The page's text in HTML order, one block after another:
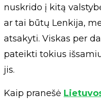
nuskrido į kitą
ar tai būtų Lenkija,
atsakyti. Viskas per
pateikti tokius
jis.
Kaip pranešė